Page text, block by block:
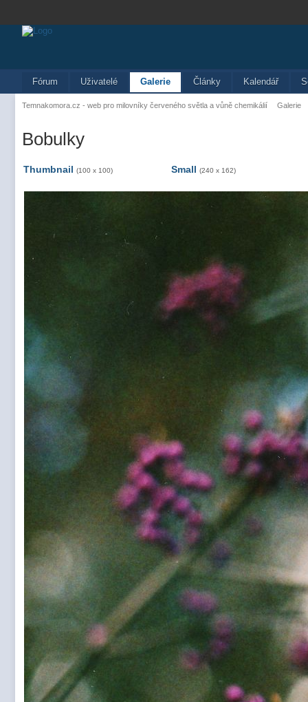
Fórum Uživatelé Galerie Články Kalendář
Temnakomora.cz - web pro milovníky červeného světla a vůně chemikálií Galerie
Bobulky
Thumbnail (100 x 100) Small (240 x 162)